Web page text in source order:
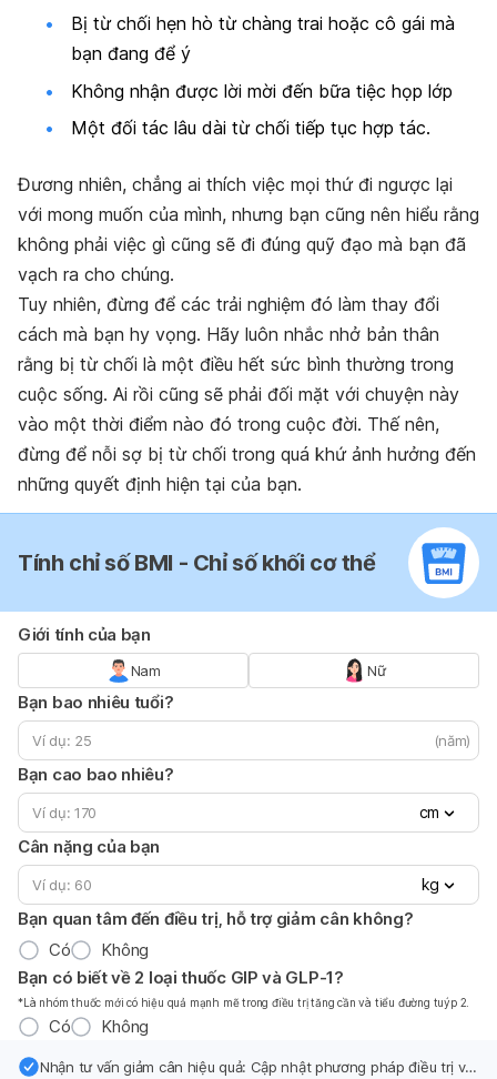
Bị từ chối hẹn hò từ chàng trai hoặc cô gái mà
bạn đang để ý
Không nhận được lời mời đến bữa tiệc họp lớp
Một đối tác lâu dài từ chối tiếp tục hợp tác.
Đương nhiên, chẳng ai thích việc mọi thứ đi ngược lại
với mong muốn của mình, nhưng bạn cũng nên hiểu rằng
không phải việc gì cũng sẽ đi đúng quỹ đạo mà bạn đã
vạch ra cho chúng.
Tuy nhiên, đừng để các trải nghiệm đó làm thay đổi
cách mà bạn hy vọng. Hãy luôn nhắc nhở bản thân
rằng bị từ chối là một điều hết sức bình thường trong
cuộc sống. Ai rồi cũng sẽ phải đối mặt với chuyện này
vào một thời điểm nào đó trong cuộc đời. Thế nên,
đừng để nỗi sợ bị từ chối trong quá khứ ảnh hưởng đến
những quyết định hiện tại của bạn.
Tính chỉ số BMI - Chỉ số khối cơ thể
Giới tính của bạn
Nam Nữ
Bạn bao nhiêu tuổi?
(năm)
Bạn cao bao nhiêu?
cm
Cân nặng của bạn
kg
Bạn quan tâm đến điều trị, hỗ trợ giảm cân không?
Có
Không
Bạn có biết về 2 loại thuốc GIP và GLP-1?
*Là nhóm thuốc mới có hiệu quả mạnh mẽ trong điều trị tăng cần và tiểu đường tuýp 2.
Có Không
Nhận tư vấn giảm cân hiệu quả: Cập nhật phương pháp điều trị và